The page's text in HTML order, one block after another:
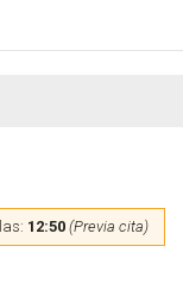
12:50 (Previa cita)